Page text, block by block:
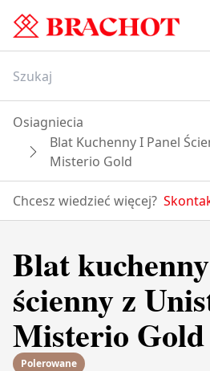
Osiagniecia
Blat Kuchenny I Panel
Misterio Gold
Chcesz wiedzieć więcej?
Blat
ścienny z
Misterio Gold
Polerowane